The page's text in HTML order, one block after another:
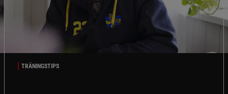
TRÄNINGSTIPS